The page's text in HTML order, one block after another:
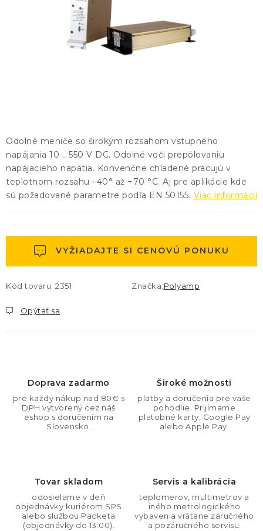
Odolné meniče so širokým rozsahom vstupného
napájania 10 .. 550 V DC. Odolné voči prepólovaniu
napájacieho napätia. Konvenčne chladené pracujú v
teplotnom rozsahu –40° až +70 °C. Aj pre aplikácie kde
sú požadované parametre podľa EN 50155. Viac informácií
VYŽIADAJTE SI CENOVÚ PONUKU
Kód tovaru: 2351 Značka:Polyamp
Opýtať sa
Doprava zadarmo
pre každý nákup nad 80€ s
DPH vytvorený cez náš
eshop s doručením na
Slovensko.
Široké možnosti
platby a doručenia pre vaše
pohodlie. Prijímame
platobné karty, Google Pay
alebo Apple Pay.
Tovar skladom
odosielame v deň
objednávky kuriérom SPS
alebo službou Packeta
(objednávky do 13:00).
Servis a kalibrácia
teplomerov, multimetrov a
iného metrologického
vybavenia vrátane záručného
a pozáručného servisu.